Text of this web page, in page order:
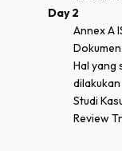
Day 2
Annex A
Hal yang
dilakukan
Studi
Review